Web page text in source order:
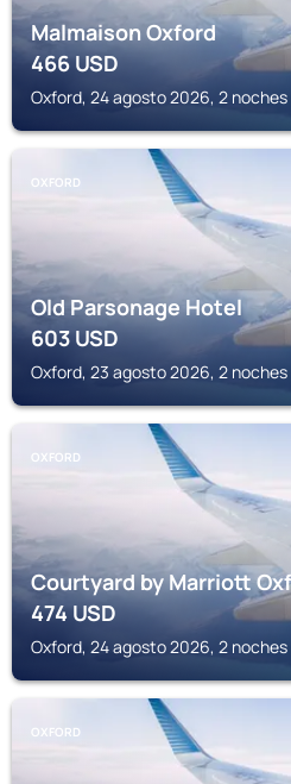
Malmaison Oxford
466USD
Oxford, 24 agosto 2026, 2 noches
OXFORD
Old Parsonage Hotel
603USD
Oxford, 23 agosto 2026, 2 noches
OXFORD
Courtyard by Marriott
474USD
Oxford, 24 agosto 2026, 2 noches
OXFORD